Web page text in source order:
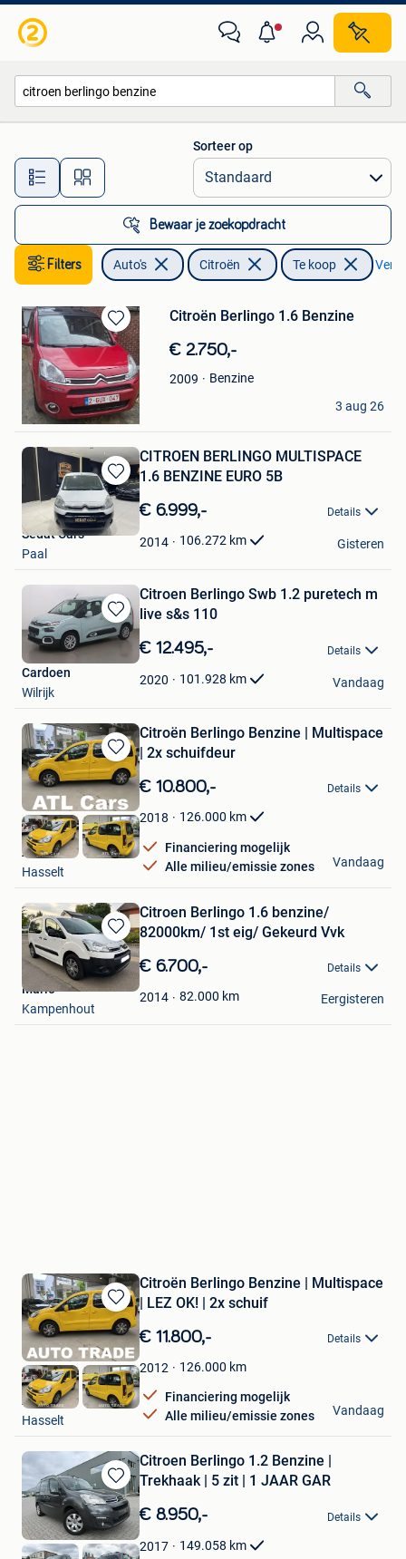
Alle afstanden…
Sorteer op
Bewaar je zoekopdracht
Filters Auto's Citroën Te koop
Bewaren
in
Mijn
Favorieten
Citroën Berlingo 1.6 Benzine
€ 2.750,-
2009
Benzine
PROMOBILE
Bornem
3 aug 26
Bewaren
in
Mijn
Favorieten
CITROEN BERLINGO MULTISPACE
1.6 BENZINE EURO 5B
€ 6.999,- Details
2014 106.272 km
Sedat Cars
Paal
Gisteren
Bewaren
in
Favorieten
Citroen Berlingo Swb 1.2 puretech m
live s&s 110
€ 12.495,- Details
2020 101.928 km
Cardoen
Wilrijk
Vandaag
Bewaren
in
Mijn
Favorieten
Citroën Berlingo Benzine | Multispace
| 2x schuifdeur
€ 10.800,- Details
2018 126.000 km
Financiering mogelijk
Alle milieu/emissie zones
ATL Cars
Hasselt
Vandaag
Bewaren
in
Mijn
Favorieten
Citroen Berlingo 1.6 benzine/
82000km/ 1st eig/ Gekeurd Vvk
€ 6.700,- Details
2014 82.000 km
Mario
Kampenhout
Eergisteren
Bewaren
in
Mijn
Favorieten
Citroën Berlingo Benzine | Multispace
| LEZ OK! | 2x schuif
€ 11.800,- Details
2012 126.000 km
Financiering mogelijk
Alle milieu/emissie zones
ATL Cars
Hasselt
Vandaag
Bewaren
in
Mijn
Favorieten
Citroen Berlingo 1.2 Benzine |
Trekhaak | 5 zit | 1 JAAR GAR
€ 8.950,- Details
2017 149.058 km